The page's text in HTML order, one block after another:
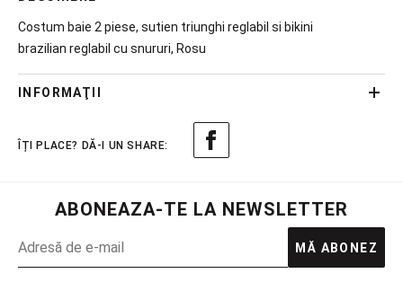
Costum baie 2 piese, sutien triunghi reglabil si bikini
brazilian reglabil cu snururi, Rosu
INFORMAŢII
ABONEAZA-TE LA NEWSLETTER
MĂ ABONEZ